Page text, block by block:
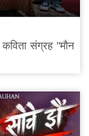
संग्रह "मौन